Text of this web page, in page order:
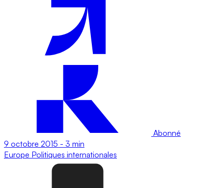
Abonné
9 octobre 2015 - 3 min
Europe Politiques internationales